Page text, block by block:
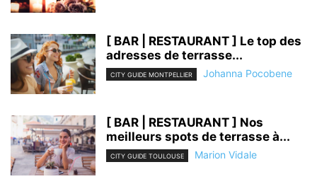
[ BAR | RESTAURANT ] Le top des
adresses de terrasse...
CITY GUIDE MONTPELLIER Johanna Pocobene
[ BAR | RESTAURANT ] Nos
meilleurs spots de terrasse à...
CITY GUIDE TOULOUSE Marion Vidale